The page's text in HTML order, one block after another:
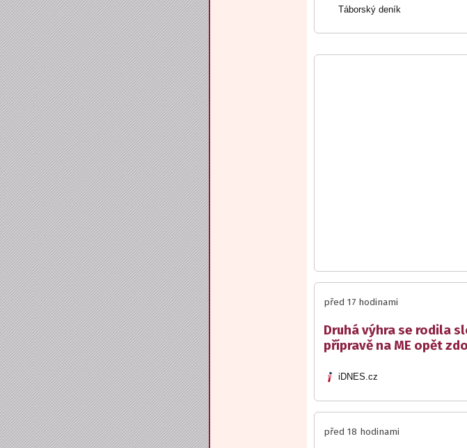
Táborský deník
před 17 hodinami
Druhá výhra se rodila
přípravě na ME opět
iDNES.cz
před 18 hodinami